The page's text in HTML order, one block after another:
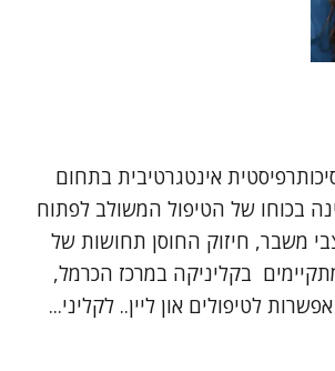
אינטגרטיבית בתחום
בכוחו של הטיפול המשולב לפתוח
משבר, חיזוק החוסן תחושות של
בקליניקה במרכז הכרמל,
לטיפולים און ליין.. לקליני...